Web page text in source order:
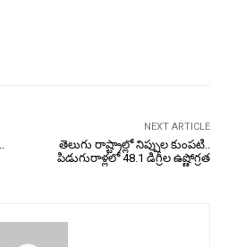
NEXT ARTICLE
తెలుగు రాష్ట్రాల్లో నిప్పుల కుంపటి..
పిడుగురాళ్లలో 48.1 డిగ్రీల ఉష్ణోగ్రత